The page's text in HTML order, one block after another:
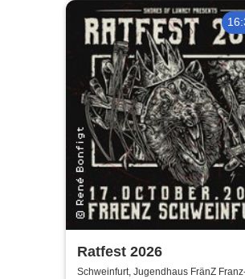
Ratfest 2026
Schweinfurt, Jugendhaus FränZ